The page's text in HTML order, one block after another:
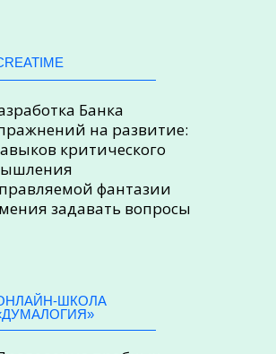
ШКОЛА
Банка
на развитие:
критического
фантазии
задавать вопросы